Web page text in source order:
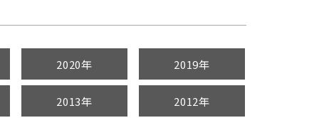
2020年 2019年
2013年 2012年